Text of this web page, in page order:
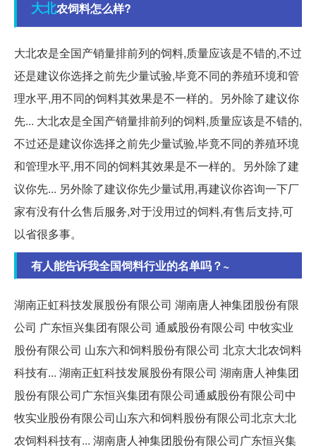
大北农饲料怎么样?
大北农是全国产销量排前列的饲料,质量应该是不错的,不过
还是建议你选择之前先少量试验,毕竟不同的养殖环境和管
理水平,用不同的饲料其效果是不一样的。另外除了建议你
先... 大北农是全国产销量排前列的饲料,质量应该是不错的,
不过还是建议你选择之前先少量试验,毕竟不同的养殖环境
和管理水平,用不同的饲料其效果是不一样的。另外除了建
议你先... 另外除了建议你先少量试用,再建议你咨询一下厂
家有没有什么售后服务,对于没用过的饲料,有售后支持,可
以省很多事。
有人能告诉我全国饲料行业的名单吗？~
湖南正虹科技发展股份有限公司 湖南唐人神集团股份有限
公司 广东恒兴集团有限公司 通威股份有限公司 中牧实业
股份有限公司 山东六和饲料股份有限公司 北京大北农饲料
科技有... 湖南正虹科技发展股份有限公司 湖南唐人神集团
股份有限公司广东恒兴集团有限公司通威股份有限公司中
牧实业股份有限公司山东六和饲料股份有限公司北京大北
农饲料科技有... 湖南唐人神集团股份有限公司广东恒兴集